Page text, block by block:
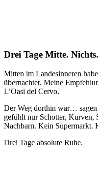
Drei Tage Mitte. Nichts.
Mitten im Landesinneren
übernachtet. Meine
L’Oasi del Cervo.
Der Weg dorthin war…
gefühlt nur Schotter, Kurven,
Nachbarn. Kein Supermarkt.
Drei Tage absolute Ruhe.